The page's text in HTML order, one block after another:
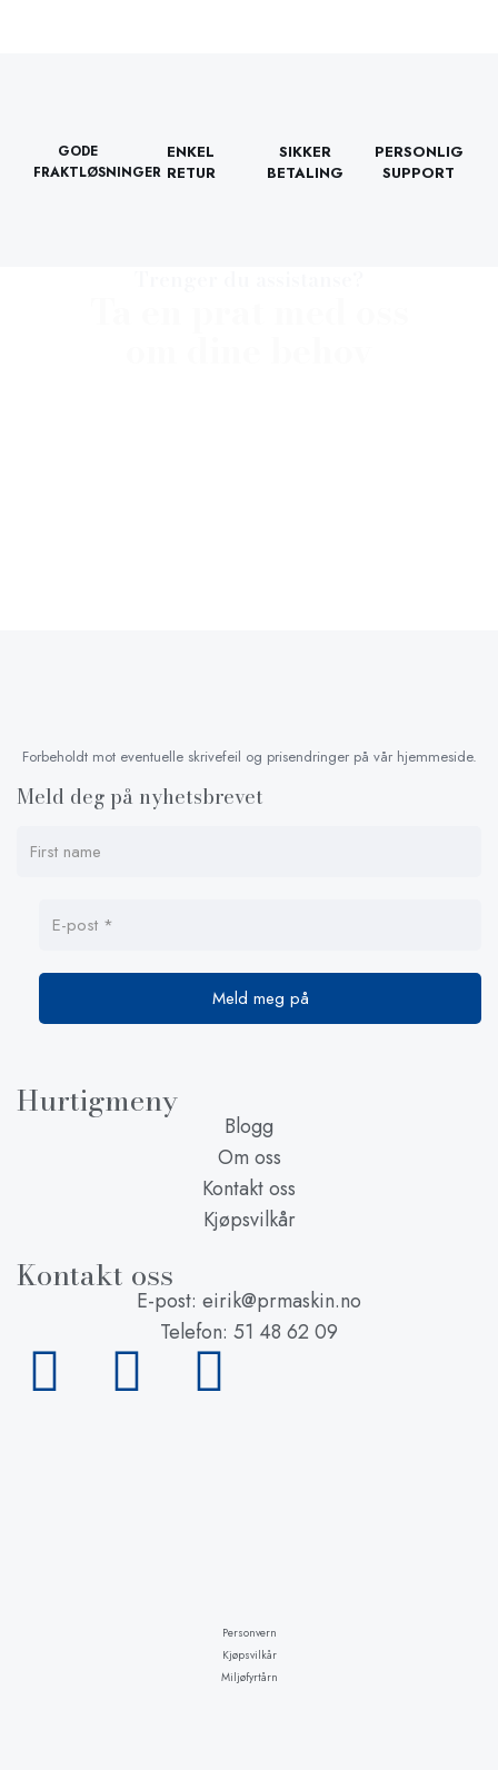
GODE
FRAKTLØSNINGER
ENKEL
RETUR
SIKKER
BETALING
PERSONLIG
SUPPORT
Forbeholdt mot eventuelle skrivefeil og prisendringer på vår hjemmeside.
Meld deg på nyhetsbrevet
Hurtigmeny
Blogg
Om oss
Kontakt oss
Kjøpsvilkår
Kontakt oss
E-post: eirik@prmaskin.no
Telefon: 51 48 62 09
Personvern
Kjøpsvilkår
Miljøfyrtårn